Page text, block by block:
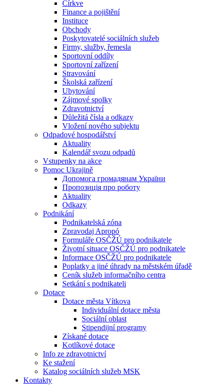
Církve
Finance a pojištění
Instituce
Obchody
Poskytovatelé sociálních služeb
Firmy, služby, řemesla
Sportovní oddíly
Sportovní zařízení
Stravování
Školská zařízení
Ubytování
Zájmové spolky
Zdravotnictví
Důležitá čísla a odkazy
Vložení nového subjektu
Odpadové hospodářství
Aktuality
Kalendář svozu odpadů
Vstupenky na akce
Pomoc Ukrajině
Допомога громадянам України
Пропозиція про роботу
Aktuality
Odkazy
Podnikání
Podnikatelská zóna
Zpravodaj Apropó
Formuláře OSČŽÚ pro podnikatele
Životní situace OSČŽÚ pro podnikatele
Informace OSČŽÚ pro podnikatele
Poplatky a jiné úhrady na městském úřadě
Ceník služeb informačního centra
Setkání s podnikateli
Dotace
Dotace města Vítkova
Individuální dotace města
Sociální oblast
Stipendijní programy
Získané dotace
Kotlíkové dotace
Info ze zdravotnictví
Ke stažení
Katalog sociálních služeb MSK
Kontakty